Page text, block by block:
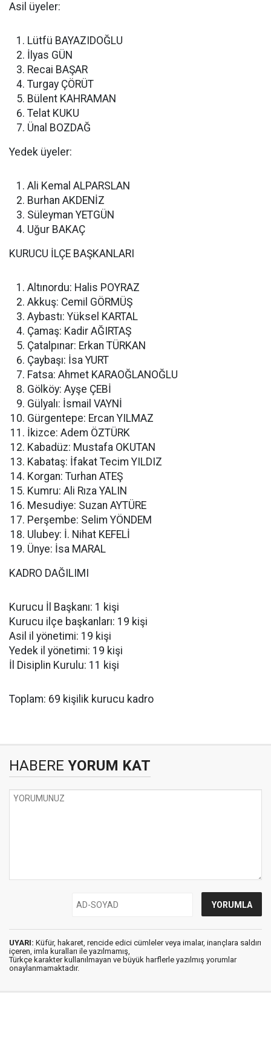
Asil üyeler:
Lütfü BAYAZIDOĞLU
İlyas GÜN
Recai BAŞAR
Turgay ÇÖRÜT
Bülent KAHRAMAN
Telat KUKU
Ünal BOZDAĞ
Yedek üyeler:
Ali Kemal ALPARSLAN
Burhan AKDENİZ
Süleyman YETGÜN
Uğur BAKAÇ
KURUCU İLÇE BAŞKANLARI
Altınordu: Halis POYRAZ
Akkuş: Cemil GÖRMÜŞ
Aybastı: Yüksel KARTAL
Çamaş: Kadir AĞIRTAŞ
Çatalpınar: Erkan TÜRKAN
Çaybaşı: İsa YURT
Fatsa: Ahmet KARAOĞLANOĞLU
Gölköy: Ayşe ÇEBİ
Gülyalı: İsmail VAYNİ
Gürgentepe: Ercan YILMAZ
İkizce: Adem ÖZTÜRK
Kabadüz: Mustafa OKUTAN
Kabataş: İfakat Tecim YILDIZ
Korgan: Turhan ATEŞ
Kumru: Ali Rıza YALIN
Mesudiye: Suzan AYTÜRE
Perşembe: Selim YÖNDEM
Ulubey: İ. Nihat KEFELİ
Ünye: İsa MARAL
KADRO DAĞILIMI
Kurucu İl Başkanı: 1 kişi
Kurucu ilçe başkanları: 19 kişi
Asil il yönetimi: 19 kişi
Yedek il yönetimi: 19 kişi
İl Disiplin Kurulu: 11 kişi
Toplam: 69 kişilik kurucu kadro
HABERE YORUM KAT
UYARI: Küfür, hakaret, rencide edici cümleler veya imalar, inançlara saldırı
içeren, imla kuralları ile yazılmamış,
Türkçe karakter kullanılmayan ve büyük harflerle yazılmış yorumlar
onaylanmamaktadır.